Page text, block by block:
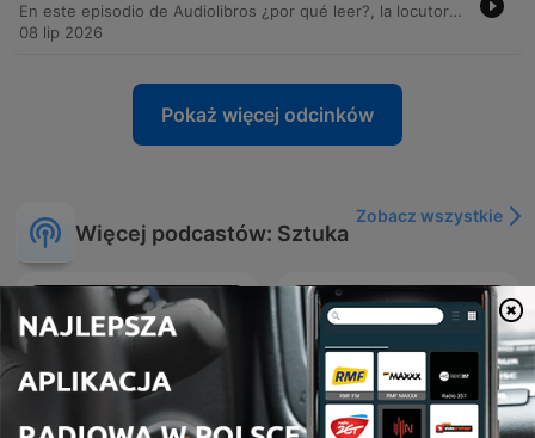
En este episodio de Audiolibros ¿por qué leer?, la locutora Ceci Bona presenta una lectura de Los perros musicales, un fragmento de la obra inconclusa Investigaciones de un perro de Franz Kafka. El relato, recuperado de la revista argentina Disco de 1945, ofrece una perspectiva narrativa única desde el punto de vista de un perro cachorro que presencia una asombrosa y perturbadora exhibición musical realizada por un grupo de siete canes. La narradora comparte además el proceso de hallazgo del texto a través del Archivo Histórico de Revistas Argentinas, destacando la riqueza de este material inédito y la experiencia sensorial de la lectura. El episodio concluye con una breve reflexión sobre la interpretación del texto y los detalles de producción del podcast.
08 lip 2026
Pokaż więcej odcinków
Więcej podcastów: Sztuka
Zobacz wszystkie